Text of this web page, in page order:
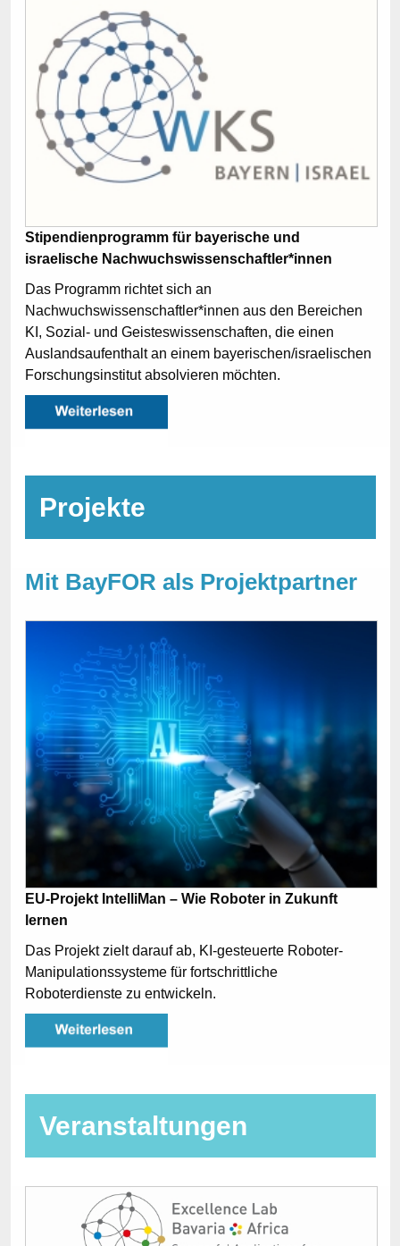
Stipendienprogramm für bayerische und
israelische Nachwuchswissenschaftler*innen
Das Programm richtet sich an
Nachwuchswissenschaftler*innen aus den Bereichen
KI, Sozial- und Geisteswissenschaften, die einen
Auslandsaufenthalt an einem bayerischen/israelischen
Forschungsinstitut absolvieren möchten.
Projekte
Mit BayFOR als Projektpartner
EU-Projekt IntelliMan – Wie Roboter in Zukunft
lernen
Das Projekt zielt darauf ab, KI-gesteuerte Roboter-
Manipulationssysteme für fortschrittliche
Roboterdienste zu entwickeln.
Veranstaltungen